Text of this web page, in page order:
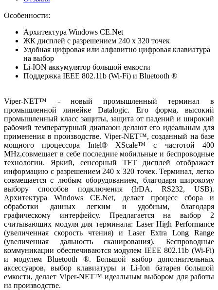
Особенности:
Архитектура Windows CE.Net
ЖК дисплей с разрешением 240 x 320 точек
Удобная цифровая или алфавитно цифровая клавиатура
на выбор
Li-ION аккумулятор большой емкости
Поддержка IEEE 802.11b (Wi-Fi) и Bluetooth ®
Viper-NET™ - новый промышленный терминал в
промышленной линейке Datalogic. Его форма, высокий
промышленный класс защиты, защита от падений и широкий
рабочий температурный диапазон делают его идеальным для
применения в производстве. Viper-NET™, созданный на базе
мощного процессора Intel® XScale™ с частотой 400
MHz,совмещает в себе последние мобильные и беспроводные
технологии. Яркий, сенсорный TFT дисплей отображает
информацию с разрешением 240 x 320 точек. Терминал, легко
совмещается с любым оборудованием, благодаря широкому
выбору способов подключения (IrDA, RS232, USB).
Архитектура Windows CE.Net, делает процесс сбора и
обработки данных легким и удобным, благодаря
графическому интерфейсу. Предлагается на выбор 2
считывающих модуля для терминала: Laser High Performance
(увеличенная скорость чтения) и Laser Extra Long Range
(увеличенная дальность сканирования). Беспроводные
коммуникации обеспечиваются модулем IEEE 802.11b (Wi-Fi)
и модулем Bluetooth ®. Большой выбор дополнительных
аксессуаров, выбор клавиатуры и Li-Ion батарея большой
емкости, делает Viper-NET™ идеальным выбором для работы
на производстве.